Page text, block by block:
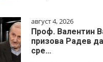
август 4, 2026
Проф. Валентин
призова Радев
сре…